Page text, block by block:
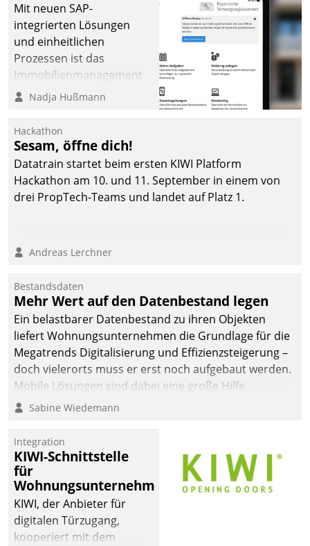
Mit neuen SAP-
integrierten Lösungen
und einheitlichen
Prozessen ist das
Immobilienmanagement
der Bayerischen
Ressort Kapitalanlage für
künftige Aufgaben und
Herausforderungen
gerüstet.
Nadja Hußmann
Hackathon
Sesam, öffne dich!
Datatrain startet beim ersten KIWI Platform
Hackathon am 10. und 11. September in einem von
drei PropTech-Teams und landet auf Platz 1.
Andreas Lerchner
Bestandsdaten
Mehr Wert auf den Datenbestand legen
Ein belastbarer Datenbestand zu ihren Objekten
liefert Wohnungsunternehmen die Grundlage für die
Megatrends Digitalisierung und Effizienzsteigerung –
doch vielerorts muss er erst noch aufgebaut werden.
Mobile Lösungen sind dabei eine große Hilfe.
Sabine Wiedemann
Integration
KIWI-Schnittstelle
für
Wohnungsunternehmen
KIWI, der Anbieter für
digitalen Türzugang,
kooperiert mit dem